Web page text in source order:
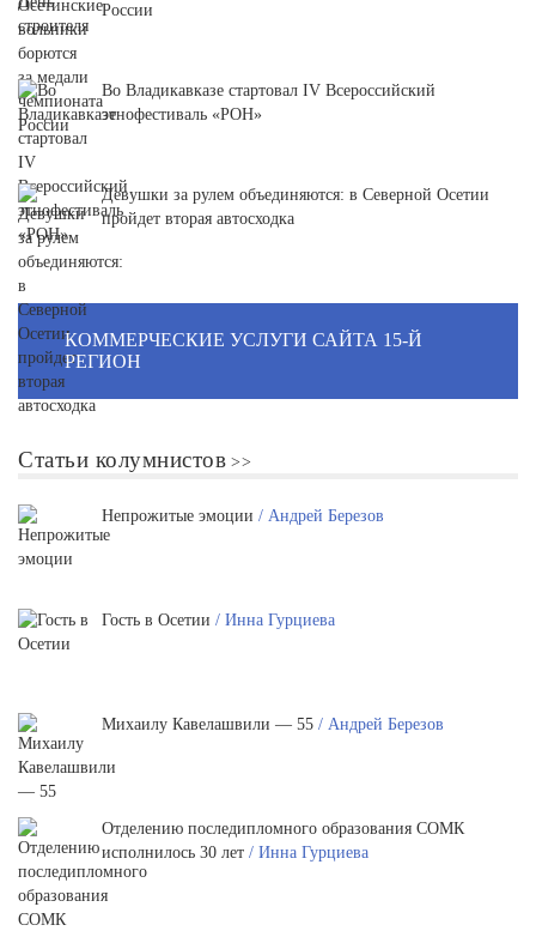
России
Во Владикавказе стартовал IV Всероссийский
этнофестиваль «РОН»
Девушки за рулем объединяются: в Северной Осетии
пройдет вторая автосходка
КОММЕРЧЕСКИЕ УСЛУГИ САЙТА 15-Й
РЕГИОН
Статьи колумнистов
Непрожитые эмоции / Андрей Березов
Гость в Осетии / Инна Гурциева
Михаилу Кавелашвили — 55 / Андрей Березов
Отделению последипломного образования СОМК
исполнилось 30 лет / Инна Гурциева